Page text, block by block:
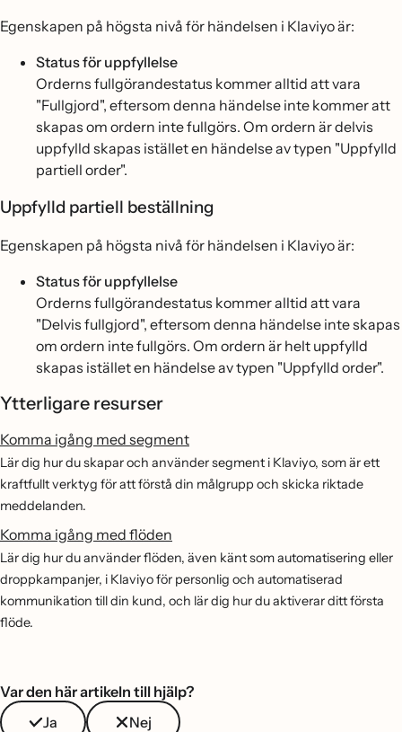
Egenskapen på högsta nivå för händelsen i Klaviyo är:
Status för uppfyllelse
Orderns fullgörandestatus kommer alltid att vara
"Fullgjord", eftersom denna händelse inte kommer att
skapas om ordern inte fullgörs. Om ordern är delvis
uppfylld skapas istället en händelse av typen "Uppfylld
partiell order".
Uppfylld partiell beställning
Egenskapen på högsta nivå för händelsen i Klaviyo är:
Status för uppfyllelse
Orderns fullgörandestatus kommer alltid att vara
"Delvis fullgjord", eftersom denna händelse inte skapas
om ordern inte fullgörs. Om ordern är helt uppfylld
skapas istället en händelse av typen "Uppfylld order".
Ytterligare resurser
Komma igång med segment
Lär dig hur du skapar och använder segment i Klaviyo, som är ett
kraftfullt verktyg för att förstå din målgrupp och skicka riktade
meddelanden.
Komma igång med flöden
Lär dig hur du använder flöden, även känt som automatisering eller
droppkampanjer, i Klaviyo för personlig och automatiserad
kommunikation till din kund, och lär dig hur du aktiverar ditt första
flöde.
Var den här artikeln till hjälp?
Ja
Nej